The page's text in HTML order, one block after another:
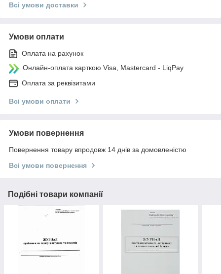
Всі умови доставки
Умови оплати
Оплата на рахунок
Онлайн-оплата карткою Visa, Mastercard - LiqPay
Оплата за реквізитами
Всі умови оплати
Умови повернення
Повернення товару впродовж 14 днів за домовленістю
Всі умови повернення
Подібні товари компанії